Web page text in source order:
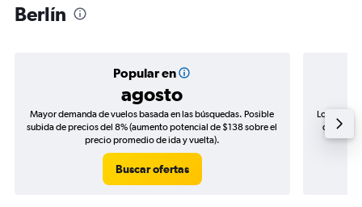
Berlín
Popular en
agosto
Mayor demanda de vuelos basada en las búsquedas. Posible
subida de precios del 8% (aumento potencial de $138 sobre el
precio promedio de ida y vuelta).
Buscar ofertas
Los
de